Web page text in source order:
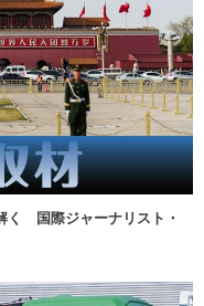
く 国際ジャーナリスト・